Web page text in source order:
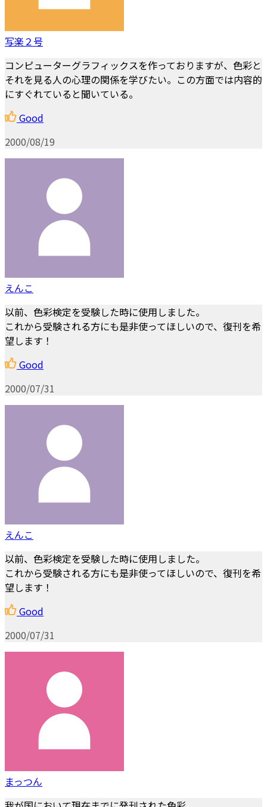
写楽２号
コンピューターグラフィックスを作っておりますが、色彩と
それを見る人の心理の関係を学びたい。この方面では内容的
にすぐれていると聞いている。
Good
2000/08/19
えんこ
以前、色彩検定を受験した時に使用しました。
これから受験される方にも是非使ってほしいので、復刊を希
望します！
Good
2000/07/31
えんこ
以前、色彩検定を受験した時に使用しました。
これから受験される方にも是非使ってほしいので、復刊を希
望します！
Good
2000/07/31
まっつん